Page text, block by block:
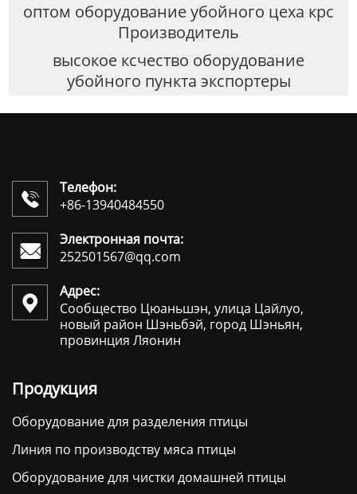
оптом оборудование убойного цеха крс
Производитель
высокое ксчество оборудование
убойного пункта экспортеры

Телефон:
+86-13940484550

Электронная почта:
252501567@qq.com

Адрес:
Сообщество Цюаньшэн, улица Цайлуо,
новый район Шэньбэй, город Шэньян,
провинция Ляонин
Продукция
Оборудование для разделения птицы
Линия по производству мяса птицы
Оборудование для чистки домашней птицы